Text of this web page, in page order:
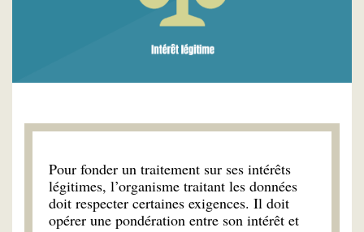
Pour fonder un traitement sur ses intérêts
légitimes, l’organisme traitant les données
doit respecter certaines exigences. Il doit
opérer une pondération entre son intérêt et